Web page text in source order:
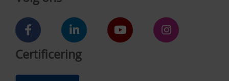
Certificering